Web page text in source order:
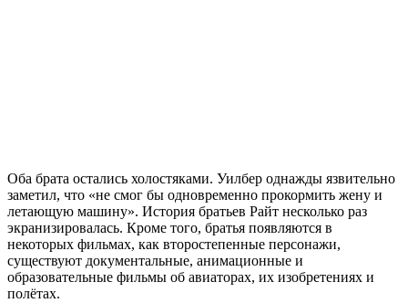
Оба брата остались холостяками. Уилбер однажды язвительно
заметил, что «не смог бы одновременно прокормить жену и
летающую машину». История братьев Райт несколько раз
экранизировалась. Кроме того, братья появляются в
некоторых фильмах, как второстепенные персонажи,
существуют документальные, анимационные и
образовательные фильмы об авиаторах, их изобретениях и
полётах.